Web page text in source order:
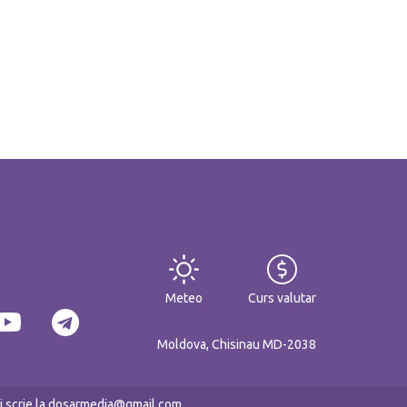
Meteo Curs valutar
Moldova, Chisinau MD-2038